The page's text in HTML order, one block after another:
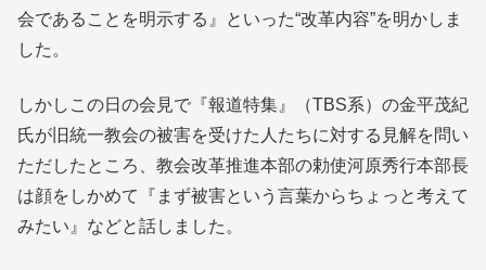
会であることを明示する』といった“改革内容”を明かしま
した。
しかしこの日の会見で『報道特集』（TBS系）の金平茂紀
氏が旧統一教会の被害を受けた人たちに対する見解を問い
ただしたところ、教会改革推進本部の勅使河原秀行本部長
は顔をしかめて『まず被害という言葉からちょっと考えて
みたい』などと話しました。